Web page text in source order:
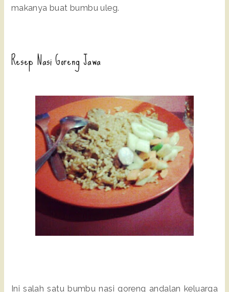
makanya buat bumbu uleg.
Resep Nasi Goreng Jawa
Ini salah satu bumbu nasi goreng andalan keluarga